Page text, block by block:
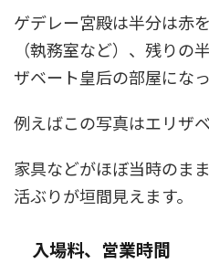
ゲデレー宮殿は半分は赤
（執務室など）、残りの
ザベート皇后の部屋になっ
例えばこの写真はエリザ
家具などがほぼ当時のま
活ぶりが垣間見えます。
入場料、営業時間